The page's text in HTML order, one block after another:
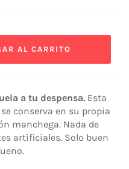
AL CARRITO
a tu despensa. Esta
conserva en su propia
manchega. Nada de
artificiales. Solo buen